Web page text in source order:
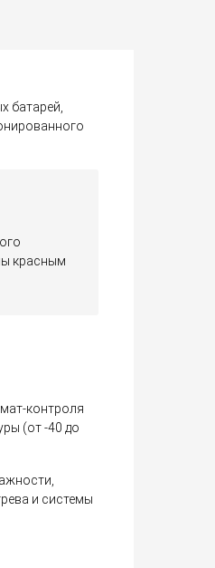
батарей,
красным
контроля
(от -40 до
и системы